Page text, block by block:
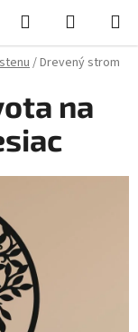
Hľadať
KOŠÍK
/Drevený strom
na